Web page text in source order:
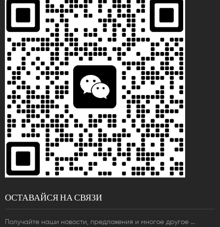
ОСТАВАЙСЯ НА СВЯЗИ
Получайте наши новости, предложения и многое другое ...